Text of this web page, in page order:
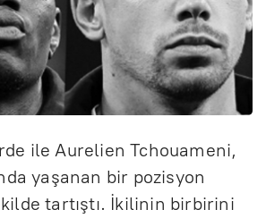
ile Aurelien Tchouameni,
yaşanan bir pozisyon
tartıştı. İkilinin birbirini